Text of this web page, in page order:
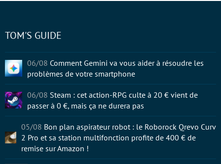
TOM'S GUIDE
06/08 Comment Gemini va vous aider à résoudre les
problèmes de votre smartphone
06/08 Steam : cet action-RPG culte à 20 € vient de
passer à 0 €, mais ça ne durera pas
05/08 Bon plan aspirateur robot : le Roborock Qrevo Curv
2 Pro et sa station multifonction profite de 400 € de
remise sur Amazon !